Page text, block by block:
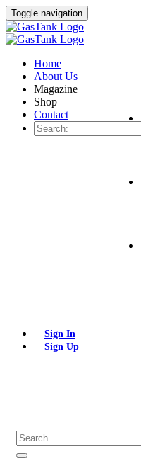
Toggle navigation
Home
About Us
Magazine
Shop
Contact
Sign In
Sign Up